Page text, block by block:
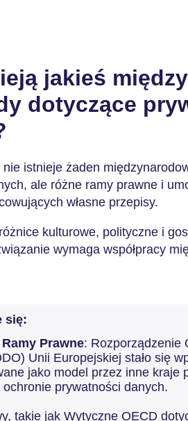
jakieś
dotyczące
istnieje żaden
ale różne ramy prawne i
własne przepisy.
kulturowe, polityczne i
wymaga współpracy
się:
Prawne: Rozporządzenie
Unii Europejskiej stało się
jako model przez inne kraje
prywatności danych.
takie jak Wytyczne OECD